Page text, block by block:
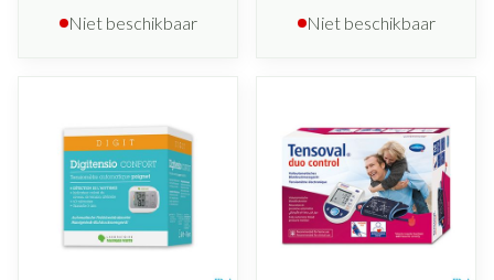
Niet beschikbaar Niet beschikbaar